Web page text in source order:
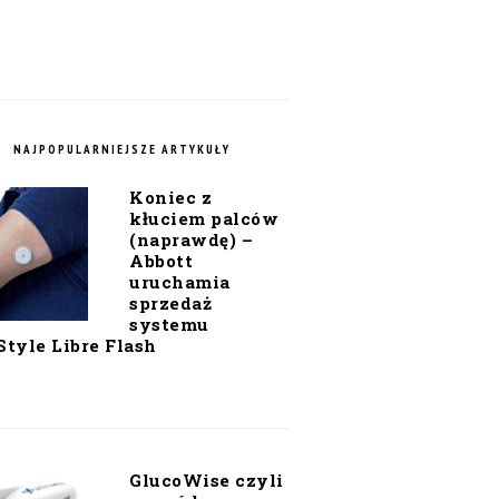
NAJPOPULARNIEJSZE ARTYKUŁY
Koniec z
kłuciem palców
(naprawdę) –
Abbott
uruchamia
sprzedaż
systemu
Libre Flash
GlucoWise czyli